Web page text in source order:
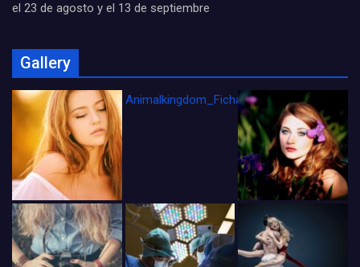
el 23 de agosto y el 13 de septiembre
Gallery
Animalkingdom_FichaCine